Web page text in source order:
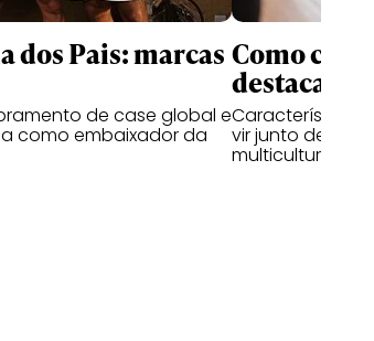
dos Pais: marcas
de case global e
como embaixador da
Como
destacam
Características
vir junto de
multiculturais